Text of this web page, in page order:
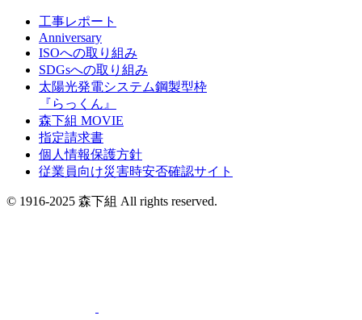
工事レポート
Anniversary
ISOへの取り組み
SDGsへの取り組み
太陽光発電システム鋼製型枠
『らっくん』
森下組 MOVIE
指定請求書
個人情報保護方針
従業員向け災害時安否確認サイト
© 1916-2025 森下組 All rights reserved.